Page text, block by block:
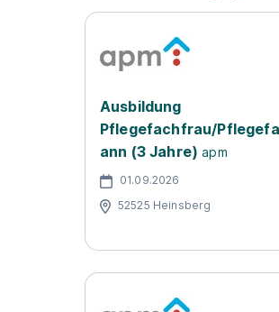
Ausbildung
Pflegefachfrau/
ann (3 Jahre) apm
01.09.2026
52525 Heinsberg